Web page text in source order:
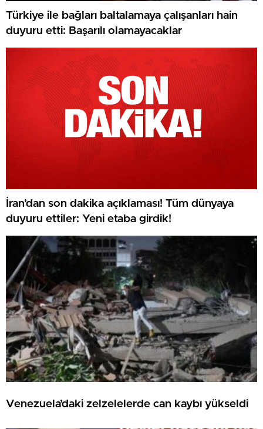
Türkiye ile bağları baltalamaya çalışanları hain
duyuru etti: Başarılı olamayacaklar
İran’dan son dakika açıklaması! Tüm dünyaya
duyuru ettiler: Yeni etaba girdik!
Venezuela’daki zelzelelerde can kaybı yükseldi